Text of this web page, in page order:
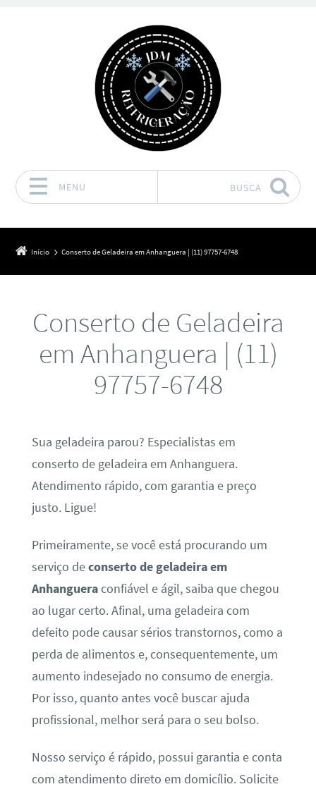
MENU BUSCA
Início Conserto de Geladeira em Anhanguera | (11) 97757-6748
Conserto de Geladeira
em Anhanguera | (11)
97757-6748
Sua geladeira parou? Especialistas em
conserto de geladeira em Anhanguera.
Atendimento rápido, com garantia e preço
justo. Ligue!
Primeiramente, se você está procurando um
serviço deconserto de geladeira em
Anhangueraconfiável e ágil, saiba que chegou
ao lugar certo. Afinal, uma geladeira com
defeito pode causar sérios transtornos, como a
perda de alimentos e, consequentemente, um
aumento indesejado no consumo de energia.
Por isso, quanto antes você buscar ajuda
profissional, melhor será para o seu bolso.
Nosso serviço é rápido, possui garantia e conta
com atendimento direto em domicílio. Solicite